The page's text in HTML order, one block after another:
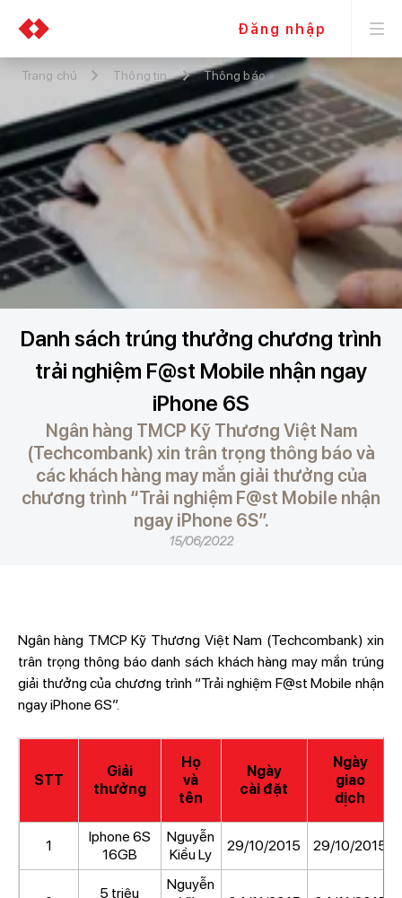
Đăng nhập
Trang chủ Thông tin Thông báo
Danh sách trúng thưởng chương trình
trải nghiệm F@st Mobile nhận ngay
iPhone 6S
Ngân hàng TMCP Kỹ Thương Việt Nam
(Techcombank) xin trân trọng thông báo và
các khách hàng may mắn giải thưởng của
chương trình “Trải nghiệm F@st Mobile nhận
ngay iPhone 6S”.
15/06/2022
Ngân hàng TMCP Kỹ Thương Việt Nam (Techcombank) xin
trân trọng thông báo danh sách khách hàng may mắn trúng
giải thưởng của chương trình “Trải nghiệm F@st Mobile nhận
ngay iPhone 6S”.
STT
Giải
thưởng
Họ
và
tên
Ngày
cài đặt
Ngày
giao
dịch
1
Iphone 6S
16GB
Nguyễn
Kiều Ly
29/10/2015 29/10/2015
5 triệu
Nguyễn